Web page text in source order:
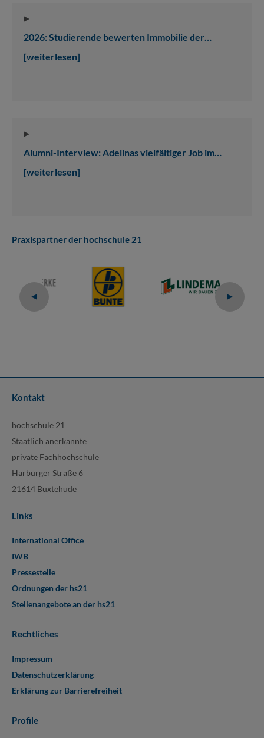
2026: Studierende bewerten Immobilie der…
[weiterlesen]
Alumni-Interview: Adelinas vielfältiger Job im…
[weiterlesen]
Praxispartner der hochschule 21
Kontakt
hochschule 21
Staatlich anerkannte
private Fachhochschule
Harburger Straße 6
21614 Buxtehude
Links
International Office
IWB
Pressestelle
Ordnungen der hs21
Stellenangebote an der hs21
Rechtliches
Impressum
Datenschutzerklärung
Erklärung zur Barrierefreiheit
Profile